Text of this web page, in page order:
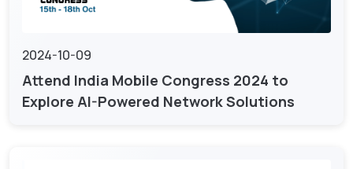
2024-10-09
Attend India Mobile Congress 2024 to
Explore AI-Powered Network Solutions